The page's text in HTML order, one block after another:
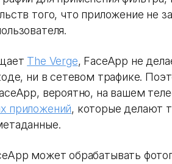
того, что приложение не
The Verge, FaceApp не
ни в сетевом трафике.
вероятно, на вашем
приложений, которые делают
может обрабатывать